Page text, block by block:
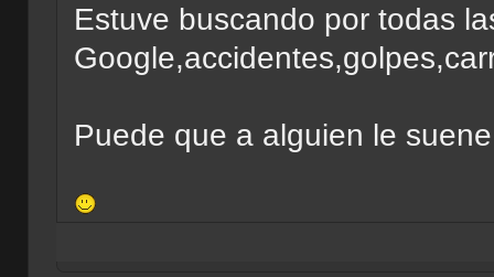
Estuve buscando por todas
Puede que a alguien le